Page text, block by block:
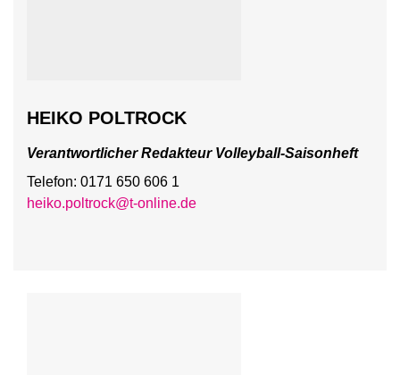
HEIKO POLTROCK
Verantwortlicher Redakteur Volleyball-Saisonheft
Telefon: 0171 650 606 1
heiko.poltrock@t-online.de